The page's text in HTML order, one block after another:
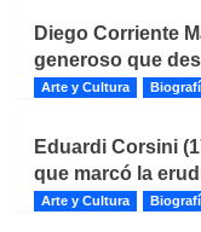
Diego Corriente
generoso que
Arte y Cultura
Eduardi Corsini
que marcó la
Arte y Cultura